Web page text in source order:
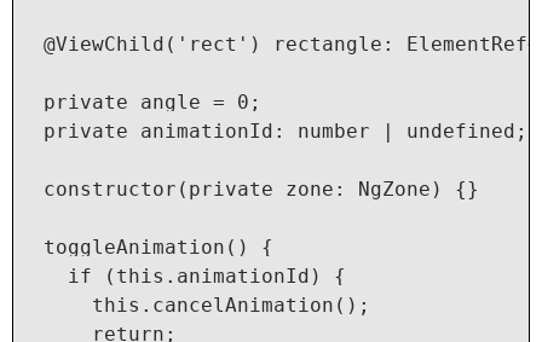
@ViewChild('rect') rectangle:
  private angle = 0;
  private animationId: number | undefined;
  constructor(private zone: NgZone) {}
  toggleAnimation() {
    if (this.animationId) {
      this.cancelAnimation();
      return;